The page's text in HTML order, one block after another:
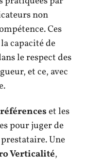
non
Ces
capacité de
le respect des
et ce, avec
référenceset les
pour juger de
Une
Verticalité,